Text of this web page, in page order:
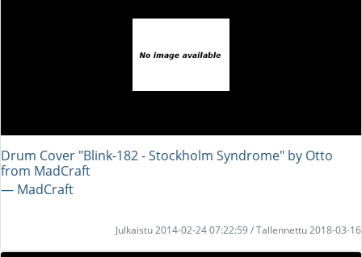
Drum Cover "Blink-182 - Stockholm Syndrome" by Otto
from MadCraft
― MadCraft
Julkaistu 2014-02-24 07:22:59 / Tallennettu 2018-03-16